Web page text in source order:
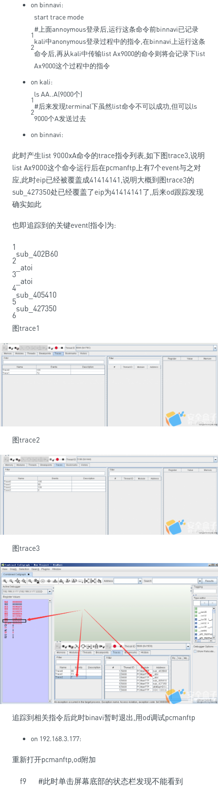
on binnavi:
1
2
start trace mode
#上面annoymous登录后,运行这条命令前binnavi已记录
kali中anonymous登录过程中的指令,在binnavi上运行这条
命令后,再从kali中传输list Ax9000的命令则将会记录下list
Ax9000这个过程中的指令
on kali:
1
2
lsAA..A(9000个)
#后来发现terminal下虽然list命令不可以成功,但可以ls
9000个A发送过去
on binnavi:
此时产生list 9000xA命令的trace指令列表,如下图trace3,说明
list Ax9000这个命令运行后在pcmanftp上有7个event与之对
应,此时eip已经被覆盖成41414141,说明大概到图trace3的
sub_427350处已经覆盖了eip为41414141了,后来od跟踪发现
确实如此
也即追踪到的关键event(指令)为:
1
2
3
4
5
6
sub_402B60
_atoi
_atoi
sub_405410
sub 427350
图trace1
图trace2
图trace3
追踪到相关指令后此时binavi暂时退出,用od调试pcmanftp
on 192.168.3.177:
重新打开pcmanftp,od附加
f9
#此时单击屏幕底部的状态栏发现不能看到